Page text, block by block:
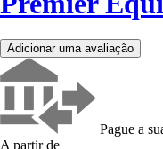
Adicionar uma avaliação
Pague a
A partir de